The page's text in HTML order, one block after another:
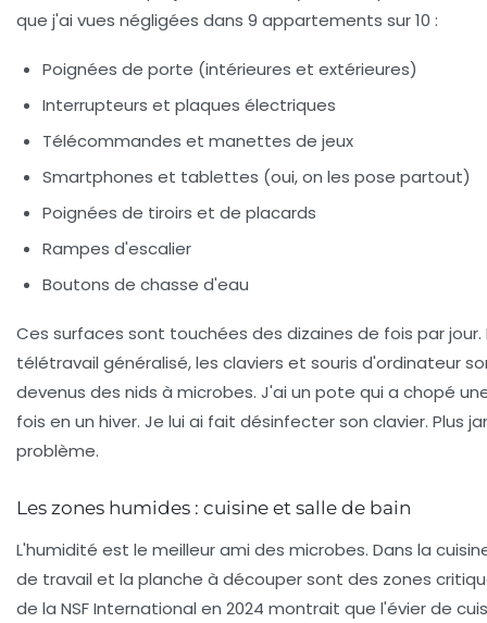
que j'ai vues négligées dans 9 appartements sur 10 :
Poignées de porte (intérieures et extérieures)
Interrupteurs et plaques électriques
Télécommandes et manettes de jeux
Smartphones et tablettes (oui, on les pose partout)
Poignées de tiroirs et de placards
Rampes d'escalier
Boutons de chasse d'eau
Ces surfaces sont touchées des dizaines de fois par jour.
télétravail généralisé, les claviers et souris d'ordinateur
devenus des nids à microbes. J'ai un pote qui a chopé
fois en un hiver. Je lui ai fait désinfecter son clavier. Plus
problème.
Les zones humides : cuisine et salle de bain
L'humidité est le meilleur ami des microbes. Dans la
de travail et la planche à découper sont des zones
de la NSF International en 2024 montrait que l'évier de